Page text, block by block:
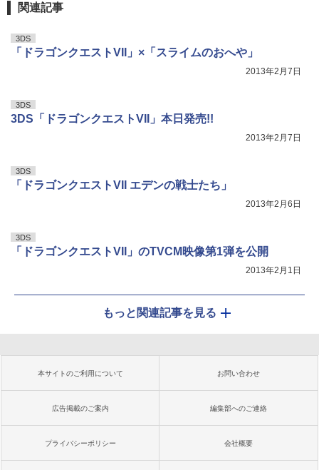
関連記事
3DS
「ドラゴンクエストVII」×「スライムのおへや」
2013年2月7日
3DS
3DS「ドラゴンクエストVII」本日発売!!
2013年2月7日
3DS
「ドラゴンクエストVII エデンの戦士たち」
2013年2月6日
3DS
「ドラゴンクエストVII」のTVCM映像第1弾を公開
2013年2月1日
もっと関連記事を見る
本サイトのご利用について お問い合わせ
広告掲載のご案内 編集部へのご連絡
プライバシーポリシー 会社概要